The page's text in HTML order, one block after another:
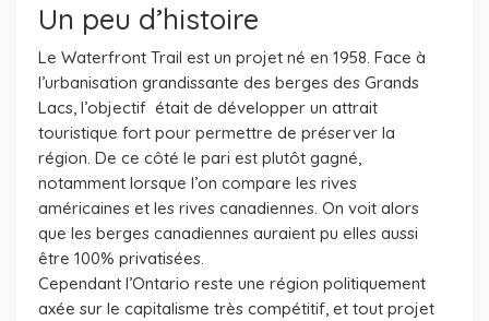
Un peu d’histoire
Le Waterfront Trail est un projet né en 1958. Face à
l’urbanisation grandissante des berges des Grands
Lacs, l’objectif était de développer un attrait
touristique fort pour permettre de préserver la
région. De ce côté le pari est plutôt gagné,
notamment lorsque l’on compare les rives
américaines et les rives canadiennes. On voit alors
que les berges canadiennes auraient pu elles aussi
être 100% privatisées.
Cependant l’Ontario reste une région politiquement
axée sur le capitalisme très compétitif, et tout projet